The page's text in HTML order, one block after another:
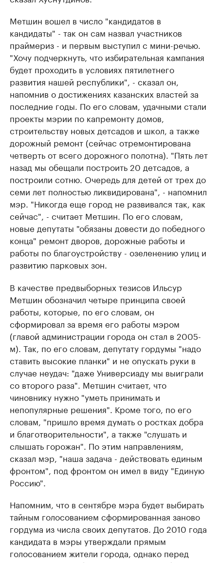
Метшин вошел в число "кандидатов в
кандидаты" - так он сам назвал участников
праймериз - и первым выступил с мини-речью.
"Хочу подчеркнуть, что избирательная кампания
будет проходить в условиях пятилетнего
развития нашей республики", - сказал он,
напомнив о достижениях казанских властей за
последние годы. По его словам, удачными стали
проекты мэрии по капремонту домов,
строительству новых детсадов и школ, а также
дорожный ремонт (сейчас отремонтирована
четверть от всего дорожного полотна). "Пять лет
назад мы обещали построить 20 детсадов, а
построили сотню. Очередь для детей от трех до
семи лет полностью ликвидирована", - напомнил
мэр. "Никогда еще город не развивался так, как
сейчас", - считает Метшин. По его словам,
новые депутаты "обязаны довести до победного
конца" ремонт дворов, дорожные работы и
работы по благоустройству - озеленению улиц и
развитию парковых зон.
В качестве предвыборных тезисов Ильсур
Метшин обозначил четыре принципа своей
работы, которые, по его словам, он
сформировал за время его работы мэром
(главой администрации города он стал в 2005-
м). Так, по его словам, депутату гордумы "надо
ставить высокие планки" и не опускать руки в
случае неудач: "даже Универсиаду мы выиграли
со второго раза". Метшин считает, что
чиновнику нужно "уметь принимать и
непопулярные решения". Кроме того, по его
словам, "пришло время думать о ростках добра
и благотворительности", а также "слушать и
слышать горожан". По этим направлениям,
сказал мэр, "наша задача - действовать единым
фронтом", под фронтом он имел в виду "Единую
Россию".
Напомним, что в сентябре мэра будет выбирать
тайным голосованием сформированная заново
гордума из числа своих депутатов. До 2010 года
кандидата в мэры утверждали прямым
голосованием жители города, однако перед